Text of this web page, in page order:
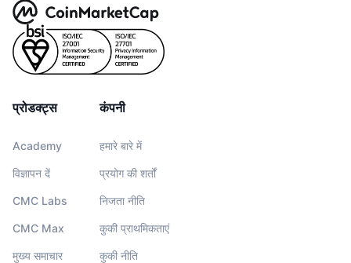
प्रोडक्ट्स
Academy
विज्ञापन दें
CMC Labs
CMC Max
मुख्य समाचार
कंपनी
हमारे बारे में
प्रयोग की शर्तों
निजता नीति
कुकी प्राथमिकताएं
कुकी नीति